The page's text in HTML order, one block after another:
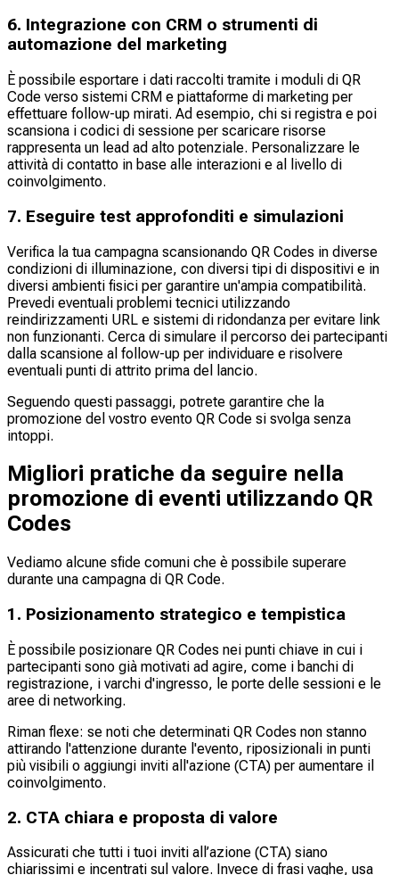
6. Integrazione con CRM o strumenti di
automazione del marketing
È possibile esportare i dati raccolti tramite i moduli di QR
Code verso sistemi CRM e piattaforme di marketing per
effettuare follow-up mirati. Ad esempio, chi si registra e poi
scansiona i codici di sessione per scaricare risorse
rappresenta un lead ad alto potenziale. Personalizzare le
attività di contatto in base alle interazioni e al livello di
coinvolgimento.
7. Eseguire test approfonditi e simulazioni
Verifica la tua campagna scansionando QR Codes in diverse
condizioni di illuminazione, con diversi tipi di dispositivi e in
diversi ambienti fisici per garantire un'ampia compatibilità.
Prevedi eventuali problemi tecnici utilizzando
reindirizzamenti URL e sistemi di ridondanza per evitare link
non funzionanti. Cerca di simulare il percorso dei partecipanti
dalla scansione al follow-up per individuare e risolvere
eventuali punti di attrito prima del lancio.
Seguendo questi passaggi, potrete garantire che la
promozione del vostro evento QR Code si svolga senza
intoppi.
Migliori pratiche da seguire nella
promozione di eventi utilizzando QR
Codes
Vediamo alcune sfide comuni che è possibile superare
durante una campagna di QR Code.
1. Posizionamento strategico e tempistica
È possibile posizionare QR Codes nei punti chiave in cui i
partecipanti sono già motivati ad agire, come i banchi di
registrazione, i varchi d'ingresso, le porte delle sessioni e le
aree di networking.
Riman flexe: se noti che determinati QR Codes non stanno
attirando l'attenzione durante l'evento, riposizionali in punti
più visibili o aggiungi inviti all'azione (CTA) per aumentare il
coinvolgimento.
2. CTA chiara e proposta di valore
Assicurati che tutti i tuoi inviti all’azione (CTA) siano
chiarissimi e incentrati sul valore. Invece di frasi vaghe, usa